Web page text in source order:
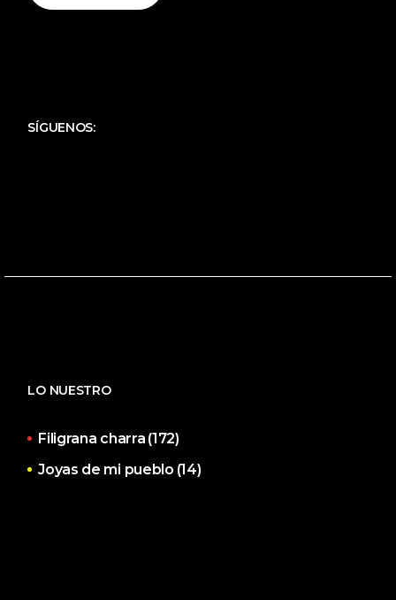
SÍGUENOS:
LO NUESTRO
Filigrana charra (172)
Joyas de mi pueblo (14)